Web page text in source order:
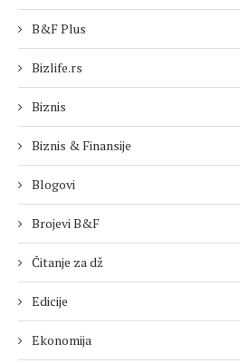
B&F Plus
Bizlife.rs
Biznis
Biznis & Finansije
Blogovi
Brojevi B&F
Čitanje za dž
Edicije
Ekonomija